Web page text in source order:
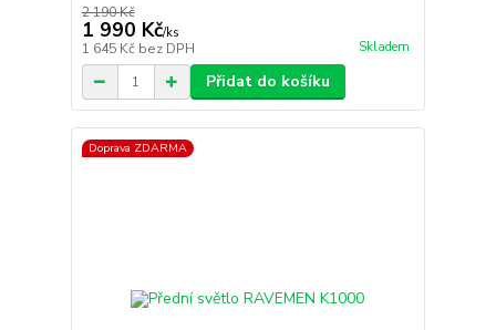
2 190 Kč
1 990 Kč/ks
1 645 Kč bez DPH Skladem
Přidat do košíku
Doprava ZDARMA